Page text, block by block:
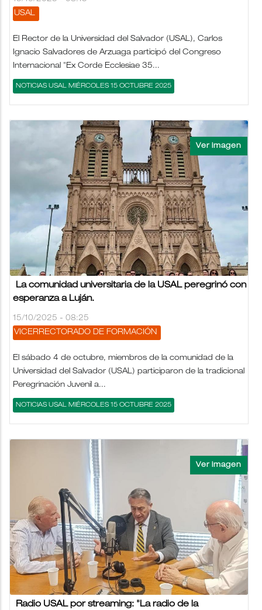
USAL
El Rector de la Universidad del Salvador (USAL), Carlos
Ignacio Salvadores de Arzuaga participó del Congreso
Internacional "Ex Corde Ecclesiae 35...
NOTICIAS USAL MIÉRCOLES 15 OCTUBRE 2025
La comunidad universitaria de la USAL peregrinó con
esperanza a Luján.
15/10/2025 - 08:25
VICERRECTORADO DE FORMACIÓN
El sábado 4 de octubre, miembros de la comunidad de la
Universidad del Salvador (USAL) participaron de la tradicional
Peregrinación Juvenil a...
NOTICIAS USAL MIÉRCOLES 15 OCTUBRE 2025
Radio USAL por streaming: "La radio de la